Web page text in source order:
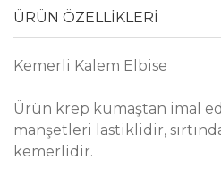
ÜRÜN ÖZELLİKLERİ
Kemerli Kalem Elbise
Ürün krep kumaştan imal
manşetleri lastiklidir,
kemerlidir.